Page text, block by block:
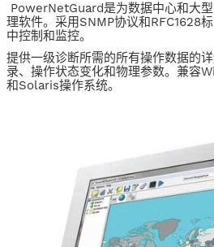
PowerNetGuard是为数据中心和大
理软件。采用SNMP协议和RFC1628
中控制和监控。
提供一级诊断所需的所有操作数据的
录、操作状态变化和物理参数。兼容
和Solaris操作系统。